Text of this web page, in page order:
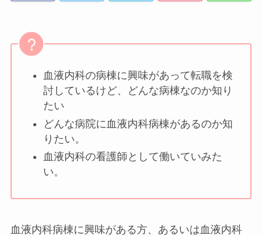
血液内科の病棟に興味があって転職を検
討しているけど、どんな病棟なのか知り
たい
どんな病院に血液内科病棟があるのか知
りたい。
血液内科の看護師として働いていみた
い。
血液内科病棟に興味がある方、あるいは血液内科